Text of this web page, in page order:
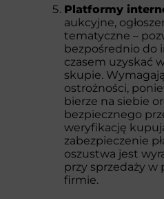
Platformy
aukcyjne,
tematyczne –
bezpośrednio do
czasem uzyskać
skupie.
ostrożności,
bierze na siebie
bezpiecznego
weryfikację
zabezpieczenie
oszustwa jest
przy sprzedaży w
firmie.